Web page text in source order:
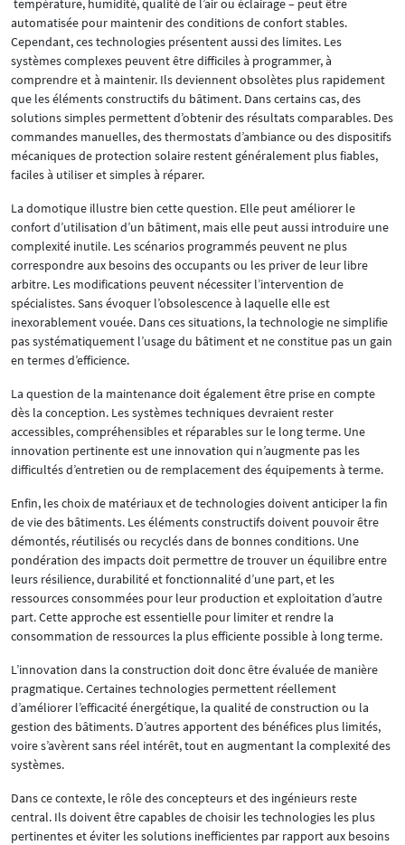
automatisée pour maintenir des conditions de confort stables.
Cependant, ces technologies présentent aussi des limites. Les
systèmes complexes peuvent être difficiles à programmer, à
comprendre et à maintenir. Ils deviennent obsolètes plus rapidement
que les éléments constructifs du bâtiment. Dans certains cas, des
solutions simples permettent d’obtenir des résultats comparables. Des
commandes manuelles, des thermostats d’ambiance ou des dispositifs
mécaniques de protection solaire restent généralement plus fiables,
faciles à utiliser et simples à réparer.
La domotique illustre bien cette question. Elle peut améliorer le
confort d’utilisation d’un bâtiment, mais elle peut aussi introduire une
complexité inutile. Les scénarios programmés peuvent ne plus
correspondre aux besoins des occupants ou les priver de leur libre
arbitre. Les modifications peuvent nécessiter l’intervention de
spécialistes. Sans évoquer l’obsolescence à laquelle elle est
inexorablement vouée. Dans ces situations, la technologie ne simplifie
pas systématiquement l’usage du bâtiment et ne constitue pas un gain
en termes d’efficience.
La question de la maintenance doit également être prise en compte
dès la conception. Les systèmes techniques devraient rester
accessibles, compréhensibles et réparables sur le long terme. Une
innovation pertinente est une innovation qui n’augmente pas les
difficultés d’entretien ou de remplacement des équipements à terme.
Enfin, les choix de matériaux et de technologies doivent anticiper la fin
de vie des bâtiments. Les éléments constructifs doivent pouvoir être
démontés, réutilisés ou recyclés dans de bonnes conditions. Une
pondération des impacts doit permettre de trouver un équilibre entre
leurs résilience, durabilité et fonctionnalité d’une part, et les
ressources consommées pour leur production et exploitation d’autre
part. Cette approche est essentielle pour limiter et rendre la
consommation de ressources la plus efficiente possible à long terme.
L’innovation dans la construction doit donc être évaluée de manière
pragmatique. Certaines technologies permettent réellement
d’améliorer l’efficacité énergétique, la qualité de construction ou la
gestion des bâtiments. D’autres apportent des bénéfices plus limités,
voire s’avèrent sans réel intérêt, tout en augmentant la complexité des
systèmes.
Dans ce contexte, le rôle des concepteurs et des ingénieurs reste
central. Ils doivent être capables de choisir les technologies les plus
pertinentes et éviter les solutions inefficientes par rapport aux besoins